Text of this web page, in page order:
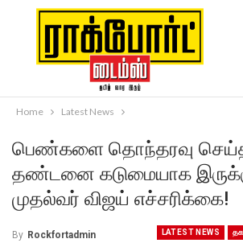
Home Latest News
பெண்களை தொந்தரவு
தண்டனை கடுமையாக
முதல்வர் விஜய் எச்சரிக்கை!
LATEST NEWS
By Rockfortadmin